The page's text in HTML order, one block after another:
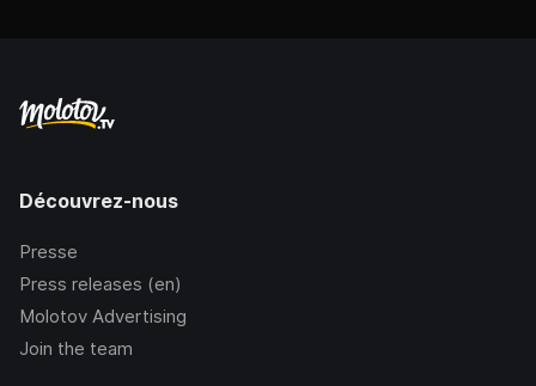
Découvrez-nous
Presse
Press releases (en)
Molotov Advertising
Join the team